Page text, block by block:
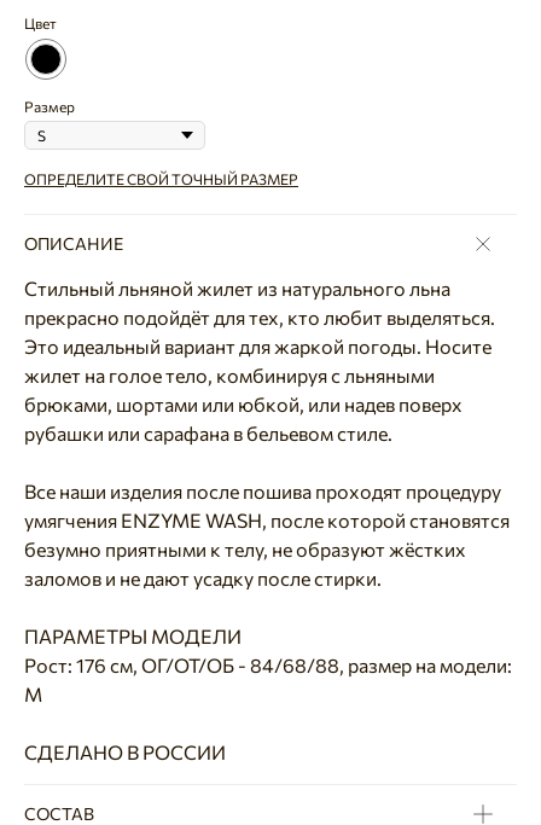
Цвет
Размер
ОПРЕДЕЛИТЕ СВОЙ ТОЧНЫЙ РАЗМЕР
ОПИСАНИЕ
Стильный льняной жилет из натурального льна
прекрасно подойдёт для тех, кто любит выделяться.
Это идеальный вариант для жаркой погоды. Носите
жилет на голое тело, комбинируя с льняными
брюками, шортами или юбкой, или надев поверх
рубашки или сарафана в бельевом стиле.
Все наши изделия после пошива проходят процедуру
умягчения ENZYME WASH, после которой становятся
безумно приятными к телу, не образуют жёстких
заломов и не дают усадку после стирки.
ПАРАМЕТРЫ МОДЕЛИ
Рост: 176 см, ОГ/ОТ/ОБ - 84/68/88, размер на модели:
M
СДЕЛАНО В РОССИИ
СОСТАВ